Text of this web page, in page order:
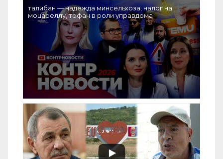
талибан — надежда минсельхоза, налог на
моцареллу, тофан в роли управдома